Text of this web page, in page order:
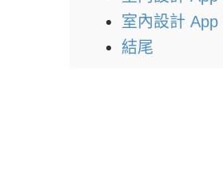
室內設計
結尾